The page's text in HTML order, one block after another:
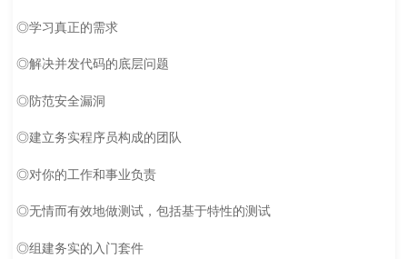
◎学习真正的需求
◎解决并发代码的底层问题
◎防范安全漏洞
◎建立务实程序员构成的团队
◎对你的工作和事业负责
◎无情而有效地做测试，包括基于特性的测试
◎组建务实的入门套件